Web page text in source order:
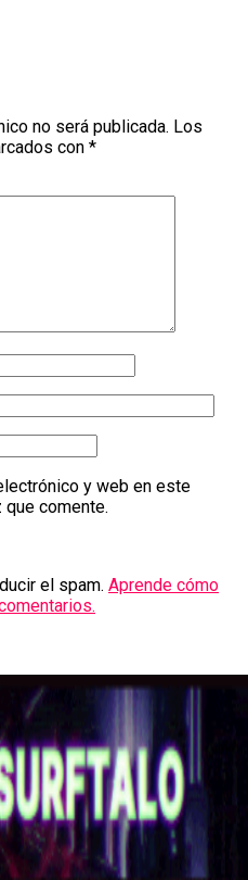
no será publicada. Los
con *
y web en este
que comente.
el spam. Aprende cómo